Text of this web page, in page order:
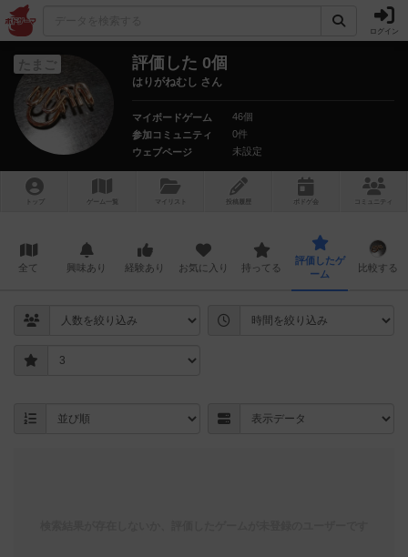
ログイン
たまご 評価した 0個
はりがねむし さん
マイボードゲーム
46個
参加コミュニティ
0件
ウェブページ
未設定
トップ ゲーム一覧 マイリスト 投稿履歴 ボ ドゲ コミュニティ
全て 興味あり 経験あり お気に入り 持ってる
評価したゲ
ーム
比較する